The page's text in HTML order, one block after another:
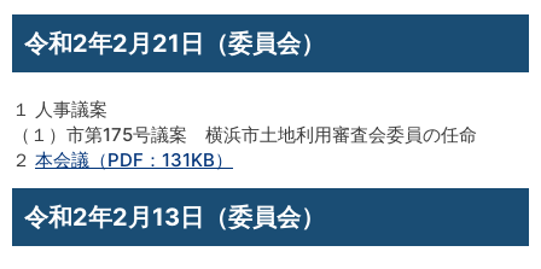
令和2年2月21日（委員会）
１ 人事議案
（１）市第175号議案 横浜市土地利用審査会委員の任命
２ 本会議（PDF：131KB）
令和2年2月13日（委員会）